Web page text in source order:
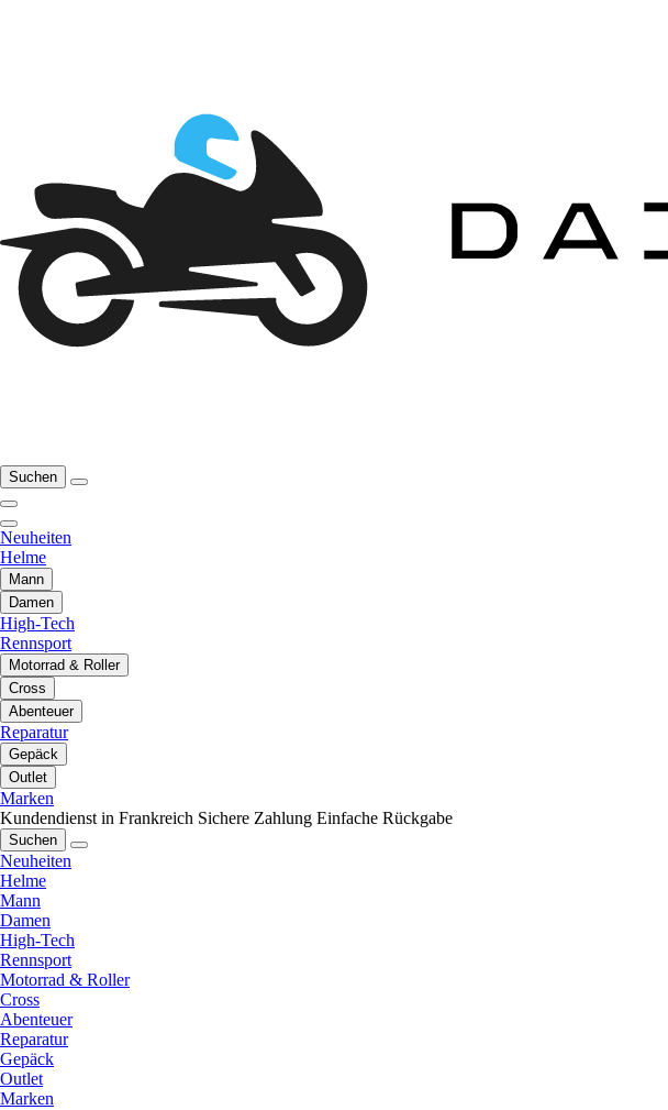
Suchen
Neuheiten
Helme
Mann
Damen
High-Tech
Rennsport
Motorrad & Roller
Cross
Abenteuer
Reparatur
Gepäck
Outlet
Marken
Kundendienst in Frankreich Sichere Zahlung Einfache Rückgabe
Suchen
Neuheiten
Helme
Mann
Damen
High-Tech
Rennsport
Motorrad & Roller
Cross
Abenteuer
Reparatur
Gepäck
Outlet
Marken